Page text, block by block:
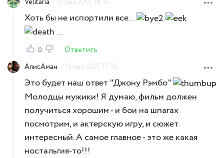
Хоть бы не испортили все...
...
0
Ответить
АлисАман
15 мая 2007 17:26
Это будет наш ответ "Джону Рэмбо"
Молодцы мужики! Я думаю, фильм должен
получиться хорошим - и бои на шпагах
посмотрим, и актерскую игру, и сюжет
интересный. А самое главное - это же какая
ностальгия-то!!!